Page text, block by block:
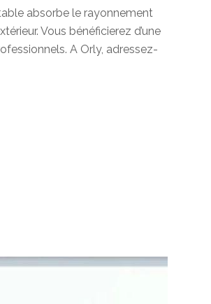
absorbe le rayonnement
Vous bénéficierez d’une
A Orly, adressez-